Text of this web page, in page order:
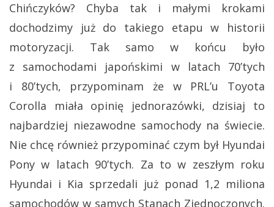
Chińczyków? Chyba tak i małymi krokami
dochodzimy już do takiego etapu w historii
motoryzacji. Tak samo w końcu było
z samochodami japońskimi w latach 70’tych
i 80’tych, przypominam że w PRL’u Toyota
Corolla miała opinię jednorazówki, dzisiaj to
najbardziej niezawodne samochody na świecie.
Nie chcę również przypominać czym był Hyundai
Pony w latach 90’tych. Za to w zeszłym roku
Hyundai i Kia sprzedali już ponad 1,2 miliona
samochodów w samych Stanach Zjednoczonych.